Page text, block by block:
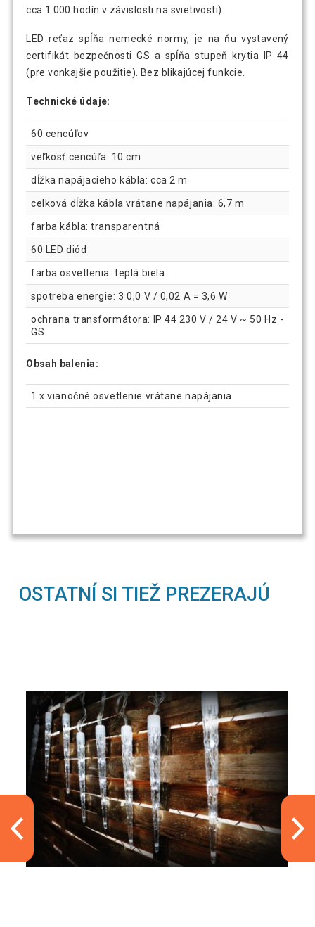
cca 1 000 hodín v závislosti na svietivosti).
LED reťaz spĺňa nemecké normy, je na ňu vystavený
certifikát bezpečnosti GS a spĺňa stupeň krytia IP 44
(pre vonkajšie použitie). Bez blikajúcej funkcie.
Technické údaje:
60 cencúľov
veľkosť cencúľa: 10 cm
dĺžka napájacieho kábla: cca 2 m
celková dĺžka kábla vrátane napájania: 6,7 m
farba kábla: transparentná
60 LED diód
farba osvetlenia: teplá biela
spotreba energie: 3 0,0 V / 0,02 A = 3,6 W
ochrana transformátora: IP 44 230 V / 24 V ~ 50 Hz -
GS
Obsah balenia:
1 x vianočné osvetlenie vrátane napájania
OSTATNÍ SI TIEŽ PREZERAJÚ